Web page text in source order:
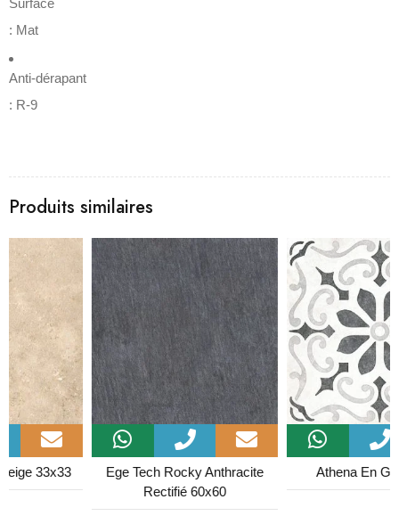
: Mat
Anti-dérapant
: R-9
Produits similaires
Ege Tech Rocky Anthracite
Rectifié 60x60
Athena En Gris 20x20